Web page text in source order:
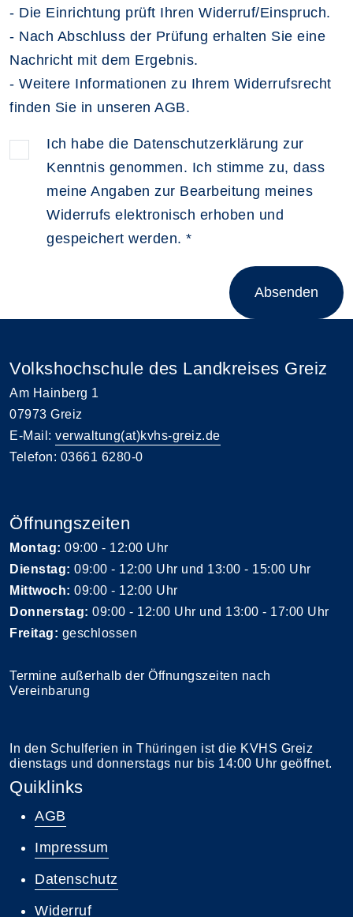
- Die Einrichtung prüft Ihren Widerruf/Einspruch.
- Nach Abschluss der Prüfung erhalten Sie eine
Nachricht mit dem Ergebnis.
- Weitere Informationen zu Ihrem Widerrufsrecht
finden Sie in unseren AGB.
Ich habe die Datenschutzerklärung zur
Kenntnis genommen. Ich stimme zu, dass
meine Angaben zur Bearbeitung meines
Widerrufs elektronisch erhoben und
gespeichert werden. *
Absenden
Volkshochschule des Landkreises Greiz
Am Hainberg 1
07973 Greiz
E-Mail: verwaltung(at)kvhs-greiz.de
Telefon: 03661 6280-0
Öffnungszeiten
Montag: 09:00 - 12:00 Uhr
Dienstag: 09:00 - 12:00 Uhr und 13:00 - 15:00 Uhr
Mittwoch: 09:00 - 12:00 Uhr
Donnerstag: 09:00 - 12:00 Uhr und 13:00 - 17:00 Uhr
Freitag: geschlossen
Termine außerhalb der Öffnungszeiten nach
Vereinbarung
In den Schulferien in Thüringen ist die KVHS Greiz
dienstags und donnerstags nur bis 14:00 Uhr geöffnet.
Quiklinks
AGB
Impressum
Datenschutz
Widerruf